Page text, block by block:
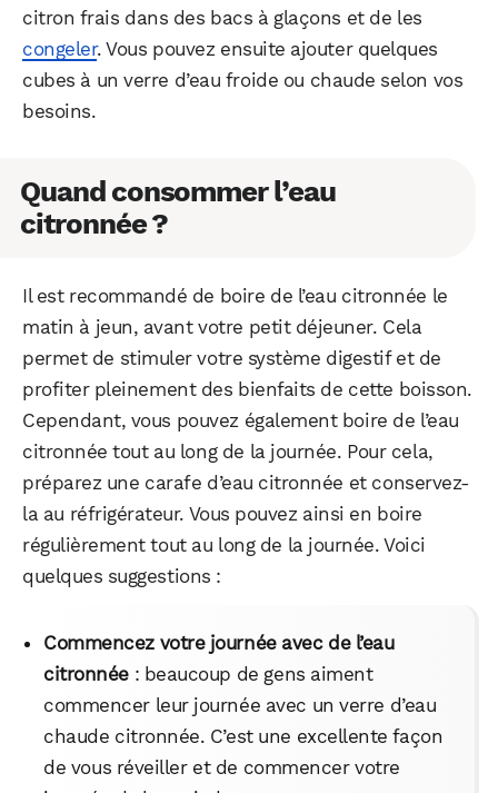
citron frais dans des bacs à glaçons et de les
congeler. Vous pouvez ensuite ajouter quelques
cubes à un verre d’eau froide ou chaude selon vos
besoins.
Quand consommer l’eau
citronnée ?
Il est recommandé de boire de l’eau citronnée le
matin à jeun, avant votre petit déjeuner. Cela
permet de stimuler votre système digestif et de
profiter pleinement des bienfaits de cette boisson.
Cependant, vous pouvez également boire de l’eau
citronnée tout au long de la journée. Pour cela,
préparez une carafe d’eau citronnée et conservez-
la au réfrigérateur. Vous pouvez ainsi en boire
régulièrement tout au long de la journée. Voici
quelques suggestions :
Commencez votre journée avec de l’eau
citronnée: beaucoup de gens aiment
commencer leur journée avec un verre d’eau
chaude citronnée. C’est une excellente façon
de vous réveiller et de commencer votre